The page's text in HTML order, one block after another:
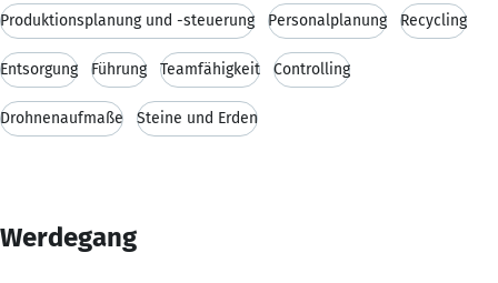
Produktionsplanung und -steuerung Personalplanung Recycling
Entsorgung Führung Teamfähigkeit Controlling
Drohnenaufmaße Steine und Erden
Werdegang